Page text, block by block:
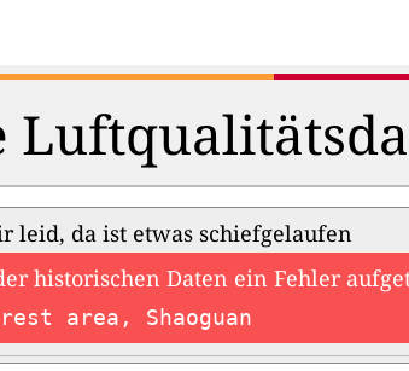
leid, da ist etwas schiefgelaufen
historischen Daten ein Fehler
area, Shaoguan